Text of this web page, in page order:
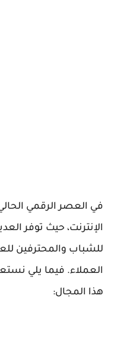
في العصر الرقمي
الإنترنت، حيث توفر
للشباب والمحترفين
العملاء. فيما يلي
هذا المجال: